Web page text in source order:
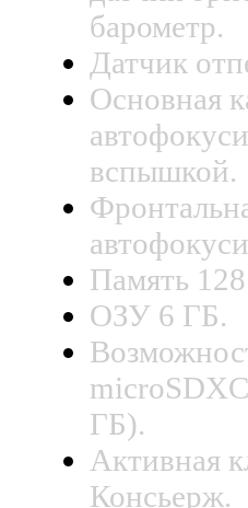
барометр.
Датчик
Основная
вспышкой.
Память
ОЗУ 6 ГБ.
ГБ).
Активная
Консьерж.